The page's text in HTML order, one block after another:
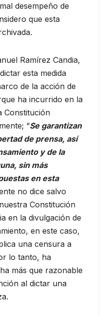
desempeño de
que esta
Ramírez Candia,
esta medida
de la acción de
ha incurrido en la
Constitución
“Se garantizan
de prensa, así
y de la
sin más
en esta
no dice salvo
Constitución
en la divulgación de
en este caso,
una censura a
lo tanto, ha
más que razonable
al dictar una